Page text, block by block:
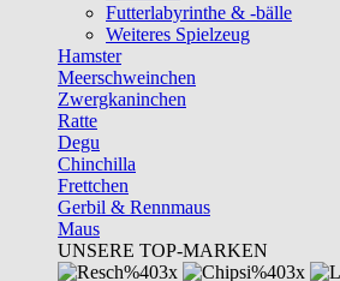
Futterlabyrinthe & -bälle
Weiteres Spielzeug
Hamster
Meerschweinchen
Zwergkaninchen
Ratte
Degu
Chinchilla
Frettchen
Gerbil & Rennmaus
Maus
UNSERE TOP-MARKEN